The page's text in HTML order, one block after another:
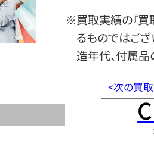
※買取実績の『買
るものではござ
造年代、付属品
<次の買